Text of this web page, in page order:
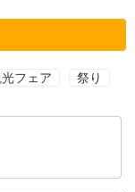
フェア 祭り